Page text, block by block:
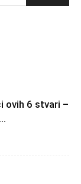
ovih 6 stvari –